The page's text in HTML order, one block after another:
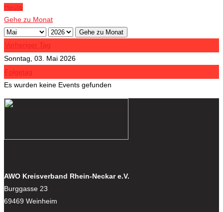
Heute
Gehe zu Monat
Gehe zu Monat
Vorheriger Tag
Sonntag, 03. Mai 2026
Folgetag
Es wurden keine Events gefunden
AWO Kreisverband Rhein-Neckar e.V.
Burggasse 23
69469 Weinheim